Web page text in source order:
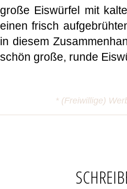
große Eiswürfel mit
einen frisch
in diesem
schön große, runde
* (Freiwillige)